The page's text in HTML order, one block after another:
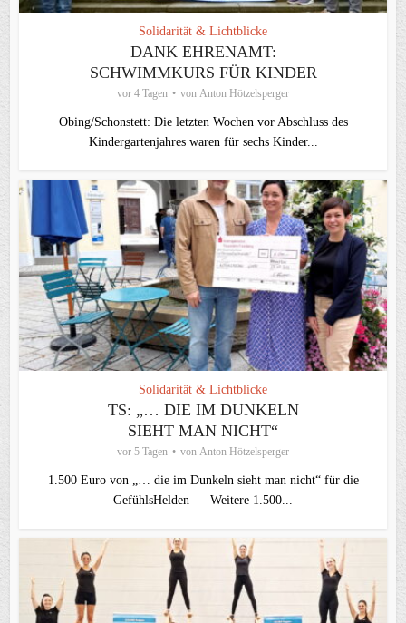
Solidarität & Lichtblicke
DANK EHRENAMT:
SCHWIMMKURS FÜR KINDER
vor 4 Tagen von Anton Hötzelsperger
Obing/Schonstett: Die letzten Wochen vor Abschluss des
Kindergartenjahres waren für sechs Kinder...
Solidarität & Lichtblicke
TS: „… DIE IM DUNKELN
SIEHT MAN NICHT“
vor 5 Tagen von Anton Hötzelsperger
1.500 Euro von „… die im Dunkeln sieht man nicht“ für die
GefühlsHelden – Weitere 1.500...